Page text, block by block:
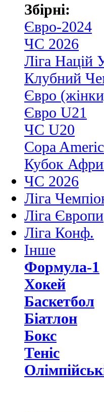
Збірні:
Євро-2024
ЧС 2026
Ліга
Клубний
Євро
Євро U21
ЧС U20
Copa
Кубок
ЧС 2026
Ліга
Ліга Європи
Ліга Конф.
Інше
Формула-1
Хокей
Баскетбол
Біатлон
Бокс
Теніс